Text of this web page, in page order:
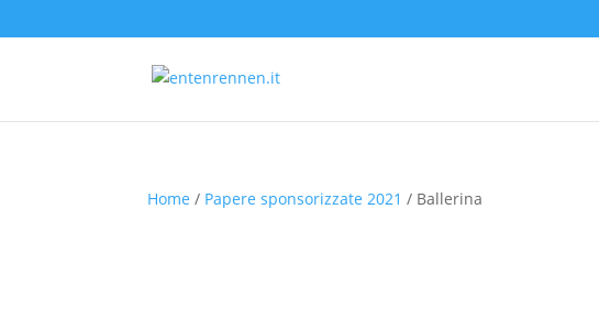
Home / Papere sponsorizzate 2021 / Ballerina